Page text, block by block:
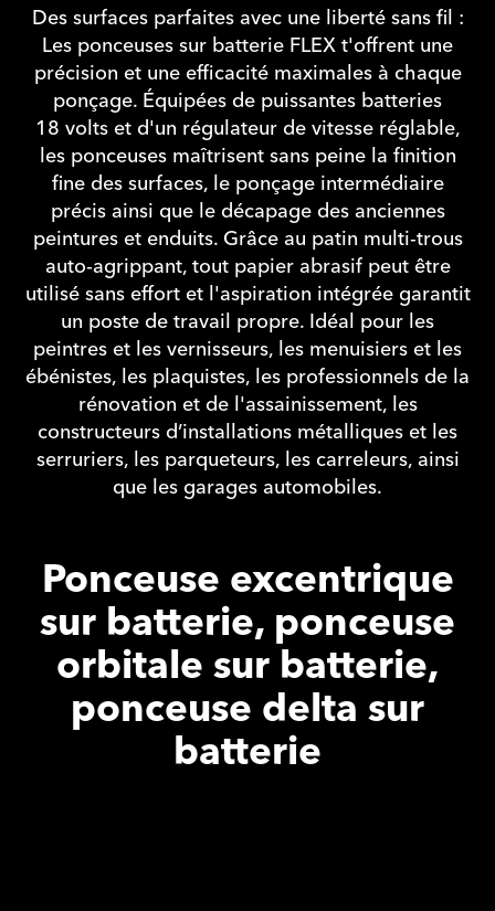
Des surfaces parfaites avec une liberté sans fil :
Les ponceuses sur batterie FLEX t'offrent une
précision et une efficacité maximales à chaque
ponçage. Équipées de puissantes batteries
18 volts et d'un régulateur de vitesse réglable,
les ponceuses maîtrisent sans peine la finition
fine des surfaces, le ponçage intermédiaire
précis ainsi que le décapage des anciennes
peintures et enduits. Grâce au patin multi-trous
auto-agrippant, tout papier abrasif peut être
utilisé sans effort et l'aspiration intégrée garantit
un poste de travail propre. Idéal pour les
peintres et les vernisseurs, les menuisiers et les
ébénistes, les plaquistes, les professionnels de la
rénovation et de l'assainissement, les
constructeurs d’installations métalliques et les
serruriers, les parqueteurs, les carreleurs, ainsi
que les garages automobiles.
Ponceuse excentrique
sur batterie, ponceuse
orbitale sur batterie,
ponceuse delta sur
batterie